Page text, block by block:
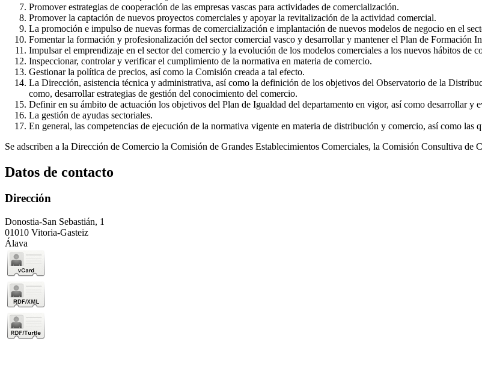
Promover estrategias de cooperación de las empresas vascas para actividades de comercialización.
Promover la captación de nuevos proyectos comerciales y apoyar la revitalización de la actividad comercial.
La promoción e impulso de nuevas formas de comercialización e implantación de nuevos modelos de negocio en el
Fomentar la formación y profesionalización del sector comercial vasco y desarrollar y mantener el Plan de Formación
Impulsar el emprendizaje en el sector del comercio y la evolución de los modelos comerciales a los nuevos hábitos de
Inspeccionar, controlar y verificar el cumplimiento de la normativa en materia de comercio.
Gestionar la política de precios, así como la Comisión creada a tal efecto.
La Dirección, asistencia técnica y administrativa, así como la definición de los objetivos del Observatorio de la
como, desarrollar estrategias de gestión del conocimiento del comercio.
Definir en su ámbito de actuación los objetivos del Plan de Igualdad del departamento en vigor, así como desarrollar y
La gestión de ayudas sectoriales.
En general, las competencias de ejecución de la normativa vigente en materia de distribución y comercio, así como las
Se adscriben a la Dirección de Comercio la Comisión de Grandes Establecimientos Comerciales, la Comisión Consultiva
Datos de contacto
Dirección
Donostia-San Sebastián, 1
01010 Vitoria-Gasteiz
Álava